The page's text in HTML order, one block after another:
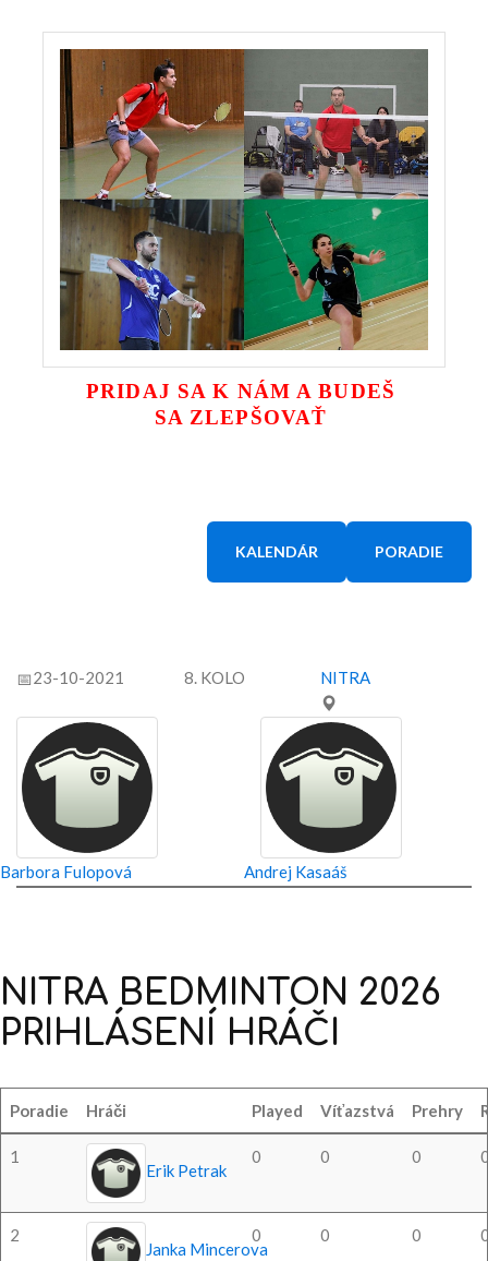
PRIDAJ SA K NÁM A BUDEŠ
SA ZLEPŠOVAŤ
KALENDÁR PORADIE
23-10-2021 8. KOLO NITRA
Barbora Fulopová Andrej Kasaáš
NITRA BEDMINTON 2026
PRIHLÁSENÍ HRÁČI
Poradie Hráči Played Víťazstvá Prehry
1
Erik Petrak
0 0 0
2
Janka Mincerova
0 0 0